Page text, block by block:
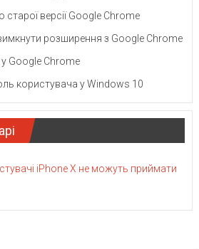
старої версії Google Chrome
розширення з Google Chrome
Google Chrome
користувача у Windows 10
iPhone X не можуть приймати